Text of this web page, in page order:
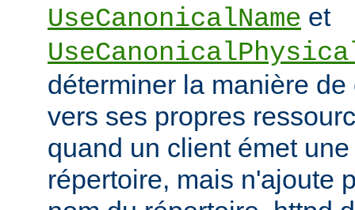
UseCanonicalName et
déterminer la manière
vers ses propres
quand un client émet
répertoire, mais n'ajoute